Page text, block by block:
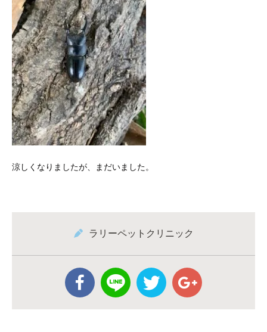
涼しくなりましたが、まだいました。
ラリーペットクリニック